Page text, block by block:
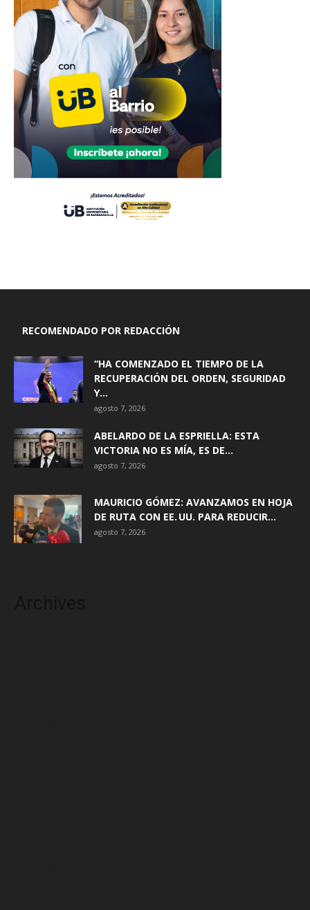
RECOMENDADO POR REDACCIÓN
“HA COMENZADO EL TIEMPO DE LA
RECUPERACIÓN DEL ORDEN, SEGURIDAD
Y...
agosto 7, 2026
ABELARDO DE LA ESPRIELLA: ESTA
VICTORIA NO ES MÍA, ES DE...
agosto 7, 2026
MAURICIO GÓMEZ: AVANZAMOS EN HOJA
DE RUTA CON EE. UU. PARA REDUCIR...
agosto 7, 2026